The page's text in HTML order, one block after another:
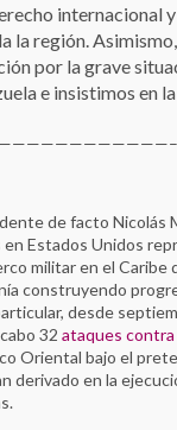
internacional
la región.
por la grave
e insistimos en
de facto Nicolás
en Estados Unidos
militar en el Caribe
construyendo
desde
32 ataques
Oriental bajo el
derivado en la